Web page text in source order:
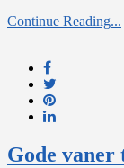
Continue Reading...
Gode